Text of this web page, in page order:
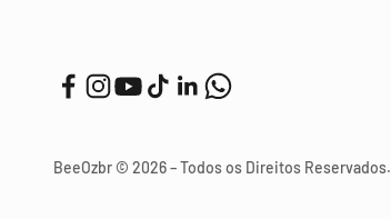
BeeOzbr © 2026 – Todos os Direitos Reservados.